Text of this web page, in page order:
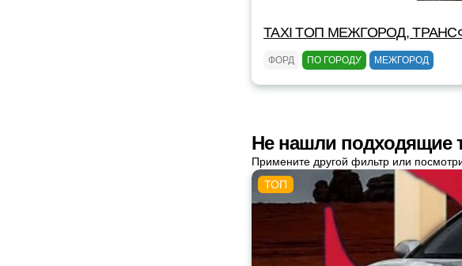
TAXI TOП МЕЖГОРОД,
ФОРД ПО ГОРОДУ МЕЖГОРОД
Не нашли подходящие
Примените другой фильтр или